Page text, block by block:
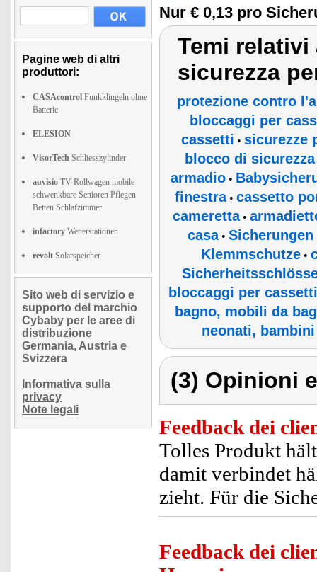
Pagine web di altri
produttori:
CASAcontrol Funkklingeln ohne
Batterie
ELESION
VisorTech Schliesszylinder
auvisio TV-Rollwagen mobile
schwenkbare Senioren Pflegen
Betten Schlafzimmer
infactory Wetterstationen
revolt Solarspeicher
Sito web di servizio e
supporto del marchio
Cybaby per le aree di
distribuzione
Germania, Austria e
Svizzera
Informativa sulla
privacy
Note legali
Nur € 0,13 pro
Temi
sicurezza
protezione contro
bloccaggi per
cassetti • sicurezze
blocco di
armadio•
finestra• cassetto
cameretta•
casa•
Klemmschutze•
bloccaggi per
bagno, mobili da
neonati,
(3) Opinioni
Feedback dei
Tolles Produkt
damit verbindet
zieht. Für die
Feedback dei